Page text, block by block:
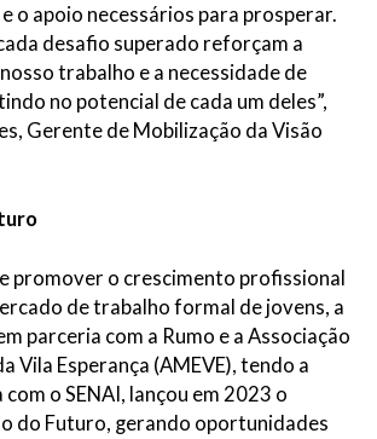
o apoio necessários para prosperar.
desafio superado reforçam a
trabalho e a necessidade de
no potencial de cada um deles”,
Gerente de Mobilização da Visão
promover o crescimento profissional
de trabalho formal de jovens, a
parceria com a Rumo e a Associação
Vila Esperança (AMEVE), tendo a
o SENAI, lançou em 2023 o
do Futuro, gerando oportunidades